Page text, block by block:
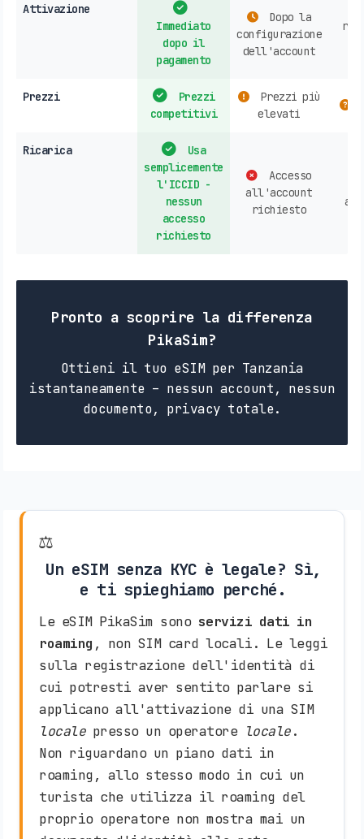
Attivazione
Immediato
dopo il
pagamento
Dopo la
configurazione
dell'account
Prezzi
Prezzi
competitivi
Prezzi più
elevati
Ricarica
Usa
semplicemente
l'ICCID -
nessun
accesso
richiesto
Accesso
all'account
richiesto
Pronto a scoprire la differenza
PikaSim?
Ottieni il tuo eSIM per Tanzania
istantaneamente – nessun account, nessun
documento, privacy totale.
⚖️
Un eSIM senza KYC è legale? Sì,
e ti spieghiamo perché.
Le eSIM PikaSim sono servizi dati in
roaming , non SIM card locali. Le leggi
sulla registrazione dell'identità di
cui potresti aver sentito parlare si
applicano all'attivazione di una SIM
localepresso un operatore locale.
Non riguardano un piano dati in
roaming, allo stesso modo in cui un
turista che utilizza il roaming del
proprio operatore non mostra mai un